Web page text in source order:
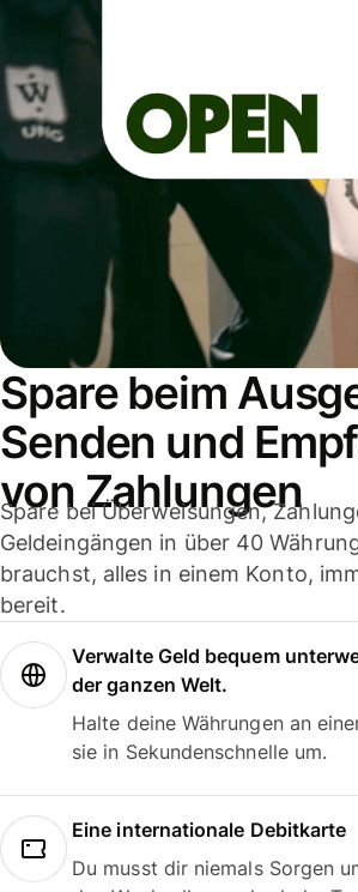
Spare beim
Senden und
von Zahlungen
Spare bei Überweisungen,
Geldeingängen in über 40
brauchst, alles in einem Konto,
bereit.
Verwalte Geld bequem
der ganzen Welt.
Halte deine Währungen an
sie in Sekundenschnelle um.
Eine internationale Debitkarte
Du musst dir niemals Sorgen